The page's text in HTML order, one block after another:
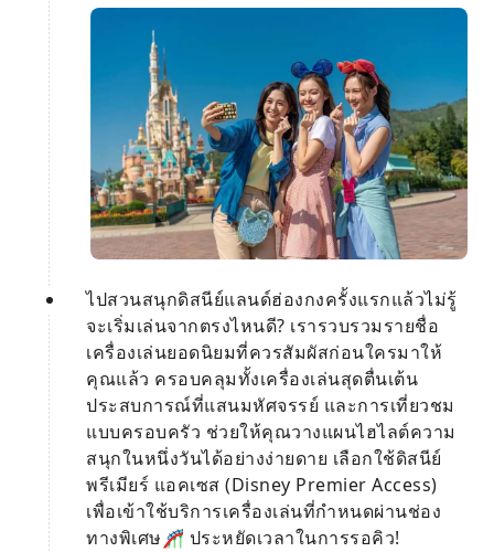
ไปสวนสนุกดิสนีย์แลนด์ฮ่องกงครั้งแรกแล้วไม่รู้
จะเริ่มเล่นจากตรงไหนดี? เรารวบรวมรายชื่อ
เครื่องเล่นยอดนิยมที่ควรสัมผัสก่อนใครมาให้
คุณแล้ว ครอบคลุมทั้งเครื่องเล่นสุดตื่นเต้น
ประสบการณ์ที่แสนมหัศจรรย์ และการเที่ยวชม
แบบครอบครัว ช่วยให้คุณวางแผนไฮไลต์ความ
สนุกในหนึ่งวันได้อย่างง่ายดาย เลือกใช้ดิสนีย์
พรีเมียร์ แอคเซส (Disney Premier Access)
เพื่อเข้าใช้บริการเครื่องเล่นที่กำหนดผ่านช่อง
ทางพิเศษ🎢 ประหยัดเวลาในการรอคิว!